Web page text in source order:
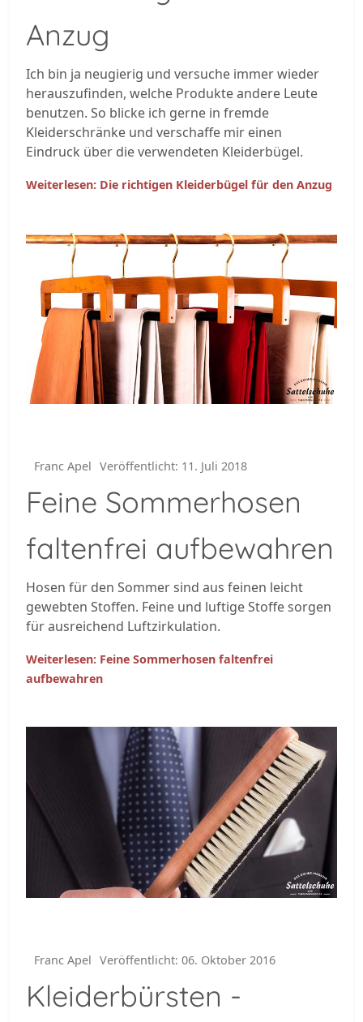
Anzug
Ich bin ja neugierig und versuche immer wieder
herauszufinden, welche Produkte andere Leute
benutzen. So blicke ich gerne in fremde
Kleiderschränke und verschaffe mir einen
Eindruck über die verwendeten Kleiderbügel.
Weiterlesen: Die richtigen Kleiderbügel für den Anzug
Franc Apel Veröffentlicht: 11. Juli 2018
Feine Sommerhosen
faltenfrei aufbewahren
Hosen für den Sommer sind aus feinen leicht
gewebten Stoffen. Feine und luftige Stoffe sorgen
für ausreichend Luftzirkulation.
Weiterlesen: Feine Sommerhosen faltenfrei
aufbewahren
Franc Apel Veröffentlicht: 06. Oktober 2016
Kleiderbürsten -